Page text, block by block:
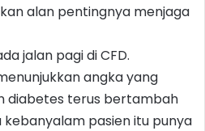
alan pentingnya menjaga
jalan pagi di CFD.
angka yang
diabetes terus bertambah
pasien itu punya